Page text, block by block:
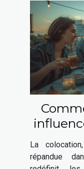
La
répandue